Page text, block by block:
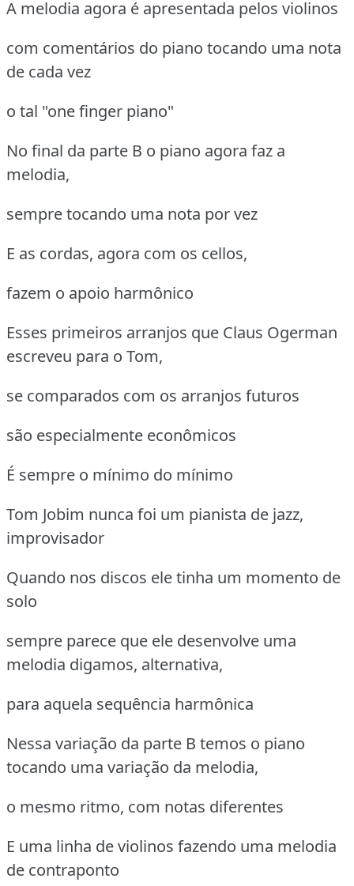
A melodia agora é apresentada pelos violinos
com comentários do piano tocando uma nota
de cada vez
o tal "one finger piano"
No final da parte B o piano agora faz a
melodia,
sempre tocando uma nota por vez
E as cordas, agora com os cellos,
fazem o apoio harmônico
Esses primeiros arranjos que Claus Ogerman
escreveu para o Tom,
se comparados com os arranjos futuros
são especialmente econômicos
É sempre o mínimo do mínimo
Tom Jobim nunca foi um pianista de jazz,
improvisador
Quando nos discos ele tinha um momento de
solo
sempre parece que ele desenvolve uma
melodia digamos, alternativa,
para aquela sequência harmônica
Nessa variação da parte B temos o piano
tocando uma variação da melodia,
o mesmo ritmo, com notas diferentes
E uma linha de violinos fazendo uma melodia
de contraponto